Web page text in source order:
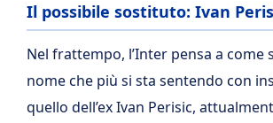
Il possibile sostituto: Ivan
Nel frattempo, l’Inter pensa a come
nome che più si sta sentendo con
quello dell’ex Ivan Perisic,